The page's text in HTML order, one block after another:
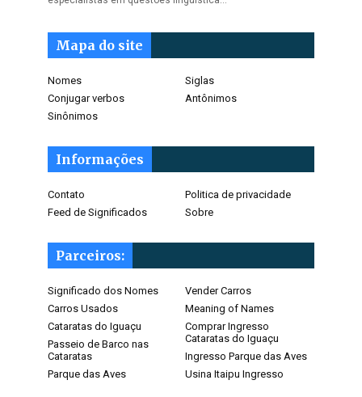
Mapa do site
Nomes
Siglas
Conjugar verbos
Antônimos
Sinônimos
Informações
Contato
Politica de privacidade
Feed de Significados
Sobre
Parceiros:
Significado dos Nomes
Vender Carros
Carros Usados
Meaning of Names
Cataratas do Iguaçu
Comprar Ingresso
Cataratas do Iguaçu
Passeio de Barco nas
Cataratas
Ingresso Parque das Aves
Parque das Aves
Usina Itaipu Ingresso